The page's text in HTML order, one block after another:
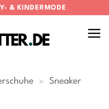
& KINDERMODE
» Sneaker